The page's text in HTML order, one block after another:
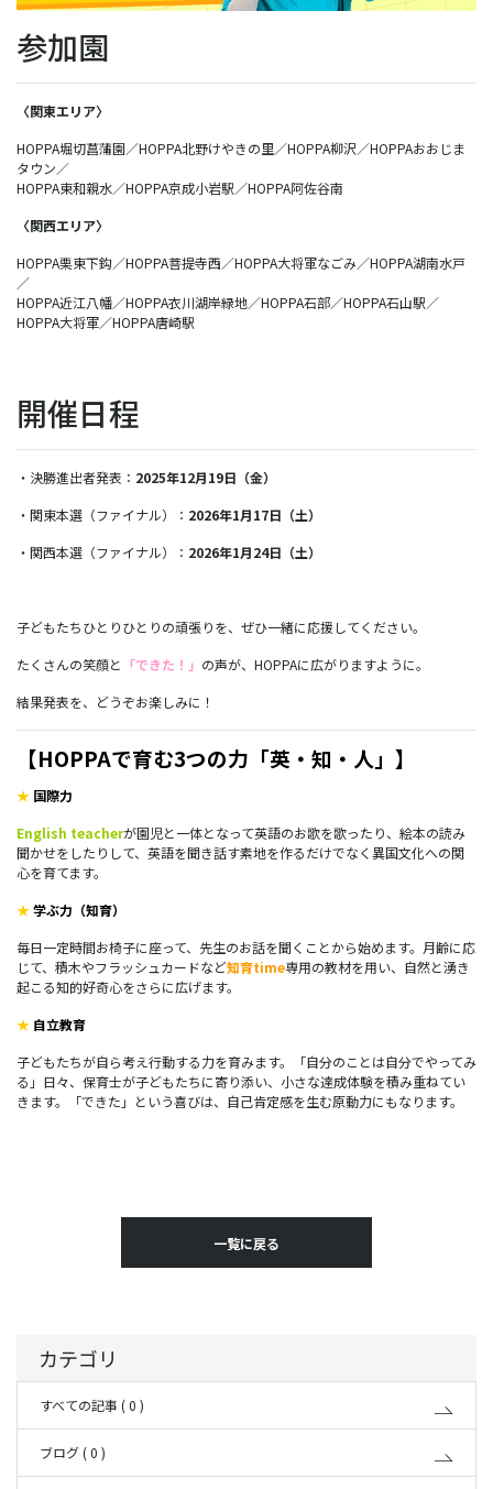
参加園
〈関東エリア〉
HOPPA堀切菖蒲園／HOPPA北野けやきの里／HOPPA柳沢／HOPPAおおじま
タウン／
HOPPA東和親水／HOPPA京成小岩駅／HOPPA阿佐谷南
〈関西エリア〉
HOPPA栗東下鈎／HOPPA菩提寺西／HOPPA大将軍なごみ／HOPPA湖南水戸
／
HOPPA近江八幡／HOPPA衣川湖岸緑地／HOPPA石部／HOPPA石山駅／
HOPPA大将軍／HOPPA唐崎駅
開催日程
・決勝進出者発表： 2025年12月19日（金）
・関東本選（ファイナル）： 2026年1月17日（土）
・関西本選（ファイナル）： 2026年1月24日（土）
子どもたちひとりひとりの頑張りを、ぜひ一緒に応援してください。
たくさんの笑顔と 「できた！」 の声が、HOPPAに広がりますように。
結果発表を、どうぞお楽しみに！
【HOPPAで育む3つの力「英・知・人」】
★ 国際力
English teacherが園児と一体となって英語のお歌を歌ったり、絵本の読み
聞かせをしたりして、英語を聞き話す素地を作るだけでなく異国文化への関
心を育てます。
★学ぶ力（知育）
毎日一定時間お椅子に座って、先生のお話を聞くことから始めます。月齢に応
じて、積木やフラッシュカードなど知育time専用の教材を用い、自然と湧き
起こる知的好奇心をさらに広げます。
★ 自立教育
子どもたちが自ら考え行動する力を育みます。「自分のことは自分でやってみ
る」日々、保育士が子どもたちに寄り添い、小さな達成体験を積み重ねてい
きます。「できた」という喜びは、自己肯定感を生む原動力にもなります。
一覧に戻る
カテゴリ
すべての記事 ( 0 )
ブログ ( 0 )